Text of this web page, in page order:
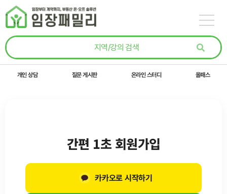
콘텐츠로
건너뛰기
개인 상담 질문 게시판 온라인 스터디 올패스
간편 1초 회원가입
카카오로 시작하기